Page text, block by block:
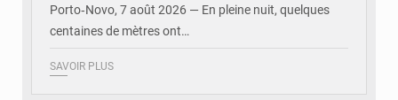
Porto‑Novo, 7 août 2026 — En pleine nuit, quelques
centaines de mètres ont…
SAVOIR PLUS